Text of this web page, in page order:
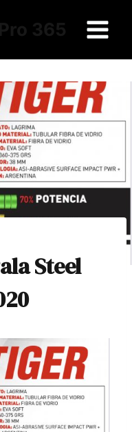
Steel